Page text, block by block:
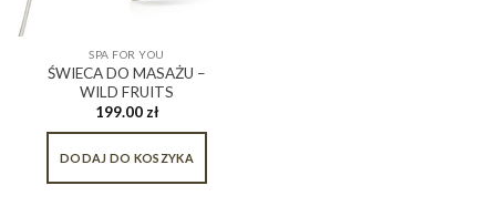
SPA FOR YOU
ŚWIECA DO MASAŻU –
WILD FRUITS
199.00zł
DODAJ DO KOSZYKA